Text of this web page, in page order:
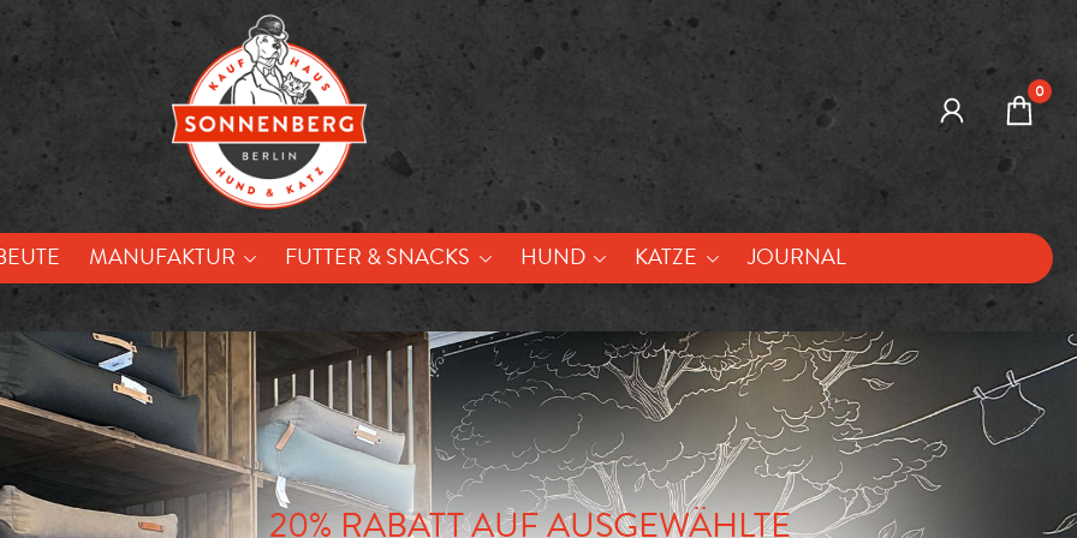
0
MANUFAKTUR FUTTER & SNACKS HUND KATZE JOURNAL